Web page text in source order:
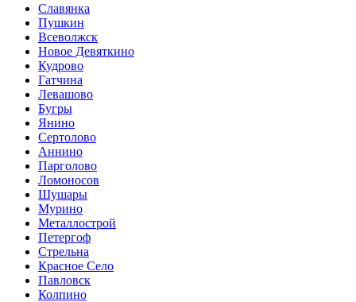
Славянка
Пушкин
Всеволжск
Новое Девяткино
Кудрово
Гатчина
Левашово
Бугры
Янино
Сертолово
Аннино
Парголово
Ломоносов
Шушары
Мурино
Металлострой
Петергоф
Стрельна
Красное Село
Павловск
Колпино